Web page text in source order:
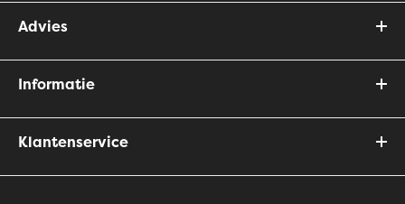
Advies
Informatie
Klantenservice